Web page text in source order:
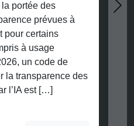
portée des
prévues à
pour certains
à usage
un code de
la transparence des
l’IA est […]